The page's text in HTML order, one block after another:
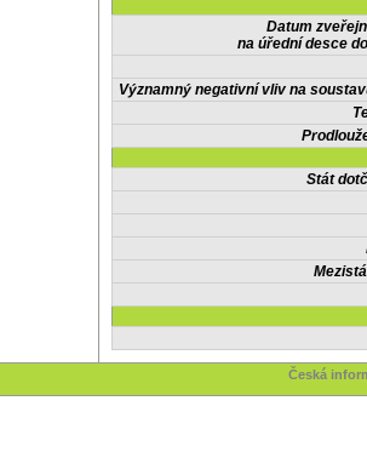
Datum
na úřední desce
Významný negativní vliv na
Stát
Česká